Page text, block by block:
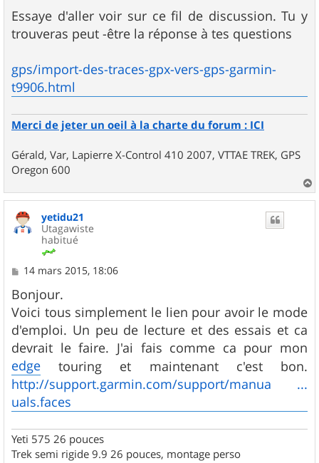
g
e
Essaye d'aller voir sur ce fil de discussion. Tu y
trouveras peut -être la réponse à tes questions
gps/import-des-traces-gpx-vers-gps-garmin-
t9906.html
Merci de jeter un oeil à la charte du forum : ICI
Gérald, Var, Lapierre X-Control 410 2007, VTTAE TREK, GPS
Oregon 600
a
u
yetidu21
Utagawiste
habitué
M
s
s
a
g
e
14 mars 2015, 18:06
Bonjour.
Voici tous simplement le lien pour avoir le mode
d'emploi. Un peu de lecture et des essais et ca
devrait le faire. J'ai fais comme ca pour mon
edge touring et maintenant c'est bon.
http://support.garmin.com/support/manua ...
uals.faces
Yeti 575 26 pouces
Trek semi rigide 9.9 26 pouces, montage perso